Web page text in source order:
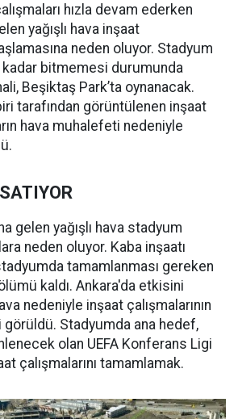
hızla devam ederken
yağışlı hava inşaat
neden oluyor. Stadyum
kadar bitmemesi durumunda
Beşiktaş Park’ta oynanacak.
tarafından görüntülenen inşaat
hava muhalefeti nedeniyle
gelen yağışlı hava stadyum
neden oluyor. Kaba inşaatı
tamamlanması gereken
kaldı. Ankara'da etkisini
nedeniyle inşaat çalışmalarının
Stadyumda ana hedef,
olan UEFA Konferans Ligi
çalışmalarını tamamlamak.